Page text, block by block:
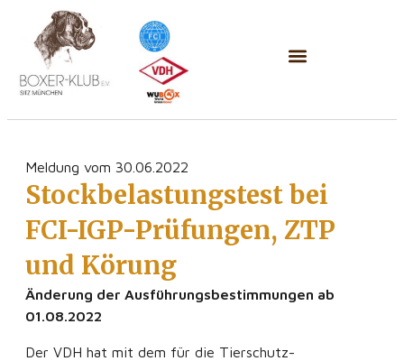
Meldung vom 30.06.2022
Stockbelastungstest bei
FCI-IGP-Prüfungen, ZTP
und Körung
Änderung der Ausführungsbestimmungen ab
01.08.2022
Der VDH hat mit dem für die Tierschutz-